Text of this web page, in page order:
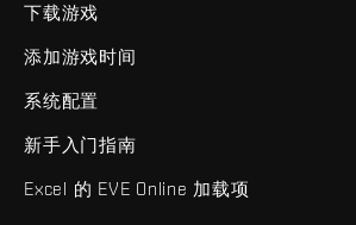
下载游戏
添加游戏时间
系统配置
新手入门指南
Excel 的 EVE Online 加载项